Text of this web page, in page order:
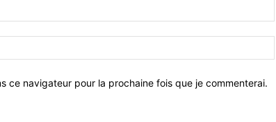
ce navigateur pour la prochaine fois que je commenterai.